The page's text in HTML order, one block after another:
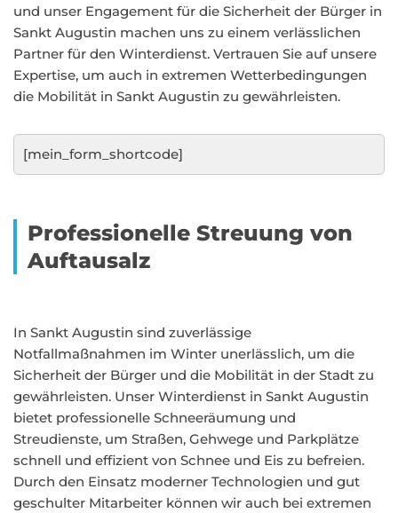
und unser Engagement für die Sicherheit der Bürger in
Sankt Augustin machen uns zu einem verlässlichen
Partner für den Winterdienst. Vertrauen Sie auf unsere
Expertise, um auch in extremen Wetterbedingungen
die Mobilität in Sankt Augustin zu gewährleisten.
[mein_form_shortcode]
Professionelle Streuung von
Auftausalz
In Sankt Augustin sind zuverlässige
Notfallmaßnahmen im Winter unerlässlich, um die
Sicherheit der Bürger und die Mobilität in der Stadt zu
gewährleisten. Unser Winterdienst in Sankt Augustin
bietet professionelle Schneeräumung und
Streudienste, um Straßen, Gehwege und Parkplätze
schnell und effizient von Schnee und Eis zu befreien.
Durch den Einsatz moderner Technologien und gut
geschulter Mitarbeiter können wir auch bei extremen